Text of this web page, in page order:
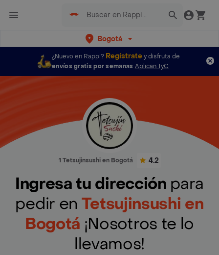
Bogotá
¿Nuevo en Rappi? Regístratey disfruta de
envíos gratis por semanas Aplican TyC
1 Tetsujinsushi en Bogotá 4.2
Ingresa tu dirección para
pedir en Tetsujinsushi en
Bogotá ¡Nosotros te lo
llevamos!